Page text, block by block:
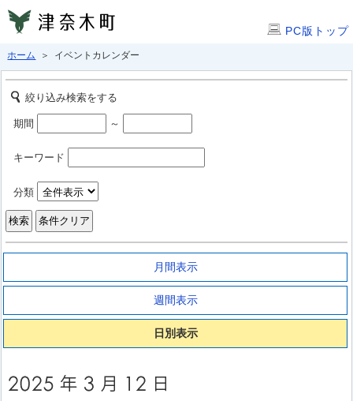
PC版トップ
ホーム ＞ イベントカレンダー
絞り込み検索をする
期間 ～
キーワード
分類
月間表示
週間表示
日別表示